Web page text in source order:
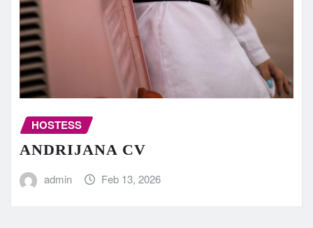
HOSTESS
ANDRIJANA CV
admin Feb 13, 2026